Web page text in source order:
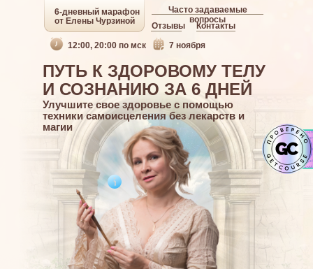
Улучшите свое здоровье с помощью
техники самоисцеления без лекарств и
магии
ПУТЬ К ЗДОРОВОМУ ТЕЛУ
И СОЗНАНИЮ ЗА 6 ДНЕЙ
6-дневный марафон
от Елены Чурзиной
12:00, 20:00 по мск 7 ноября
Часто задаваемые
вопросы
Отзывы Контакты